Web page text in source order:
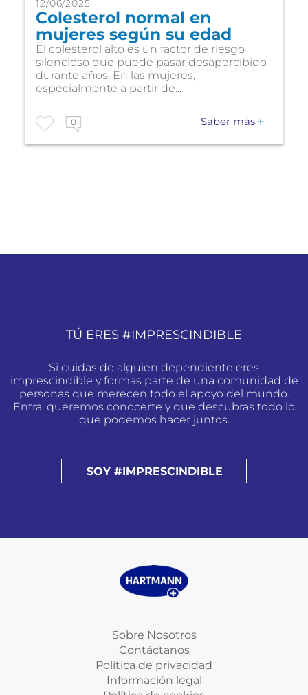
12/06/2025
Colesterol normal en
mujeres según su edad
El colesterol alto es un factor de riesgo
silencioso que puede pasar desapercibido
durante años. En las mujeres,
especialmente a partir de...
0 Saber más
TÚ ERES #IMPRESCINDIBLE
Si cuidas de alguien dependiente eres
imprescindible y formas parte de una comunidad de
personas que merecen todo el apoyo del mundo.
Entra, queremos conocerte y que descubras todo lo
que podemos hacer juntos.
SOY #IMPRESCINDIBLE
Sobre Nosotros
Contáctanos
Política de privacidad
Información legal